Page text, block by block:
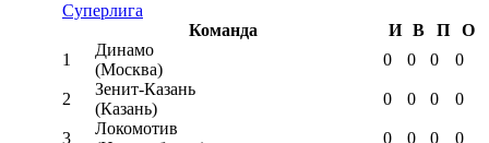
Суперлига
Команда
И В П
О
1
Динамо
(Москва)
0 0 0 0
2
Зенит-Казань
(Казань)
0 0 0 0
3
Локомотив
0 0 0 0